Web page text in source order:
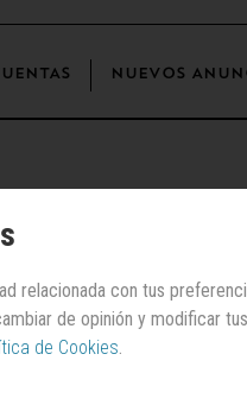
NUEVOS
relacionada con tus
de opinión y modificar
de Cookies.